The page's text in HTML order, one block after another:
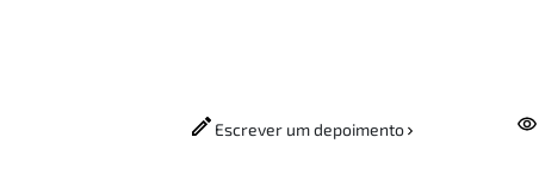
Escrever um depoimento